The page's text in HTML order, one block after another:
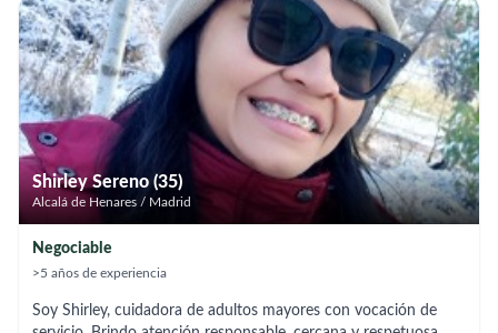
Shirley Sereno (35)
Alcalá de Henares / Madrid
Negociable
>5 años de experiencia
Soy Shirley, cuidadora de adultos mayores con vocación de